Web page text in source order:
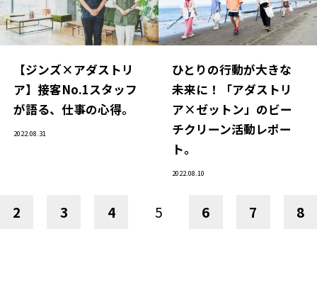
【ジンズ×アダストリ
ア】接客No.1スタッフ
が語る、仕事の心得。
2022.08.31
ひとりの行動が大きな
未来に！「アダストリ
ア×ゼットン」のビー
チクリーン活動レポー
ト。
2022.08.10
2 3 4 5 6 7 8